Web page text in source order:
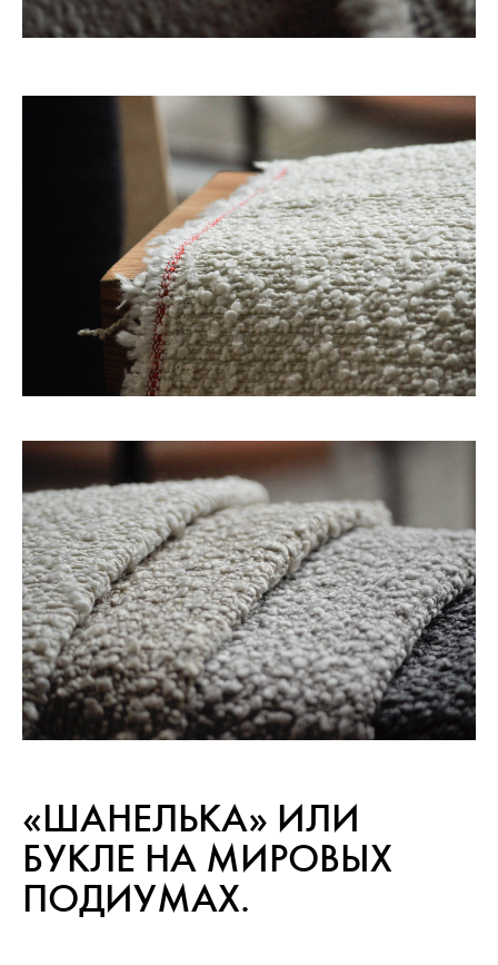
«ШАНЕЛЬКА» ИЛИ
БУКЛЕ НА МИРОВЫХ
ПОДИУМАХ.